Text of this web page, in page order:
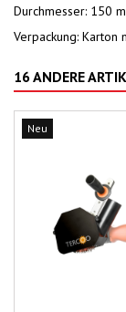
Durchmesser: 150
Verpackung: Karton
16 ANDERE
Neu